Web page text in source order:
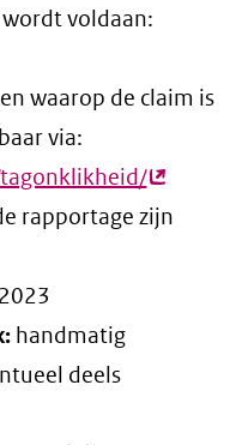
voldaan:
waarop de claim is
via:
(externe
link)
rapportage zijn
handmatig
deels